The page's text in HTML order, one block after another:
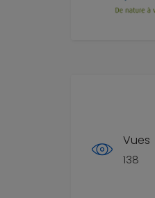
Vues
138